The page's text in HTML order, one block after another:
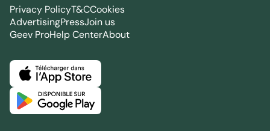
Privacy PolicyT&CCookies
AdvertisingPressJoin us
Geev ProHelp CenterAbout